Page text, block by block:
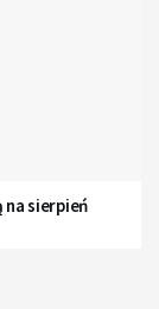
sierpień